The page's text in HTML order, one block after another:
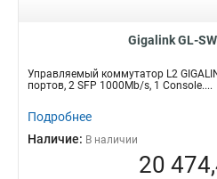
100 1000 8
10 100 1000
Gigalink GL-
Управляемый коммутатор L2
портов, 2 SFP 1000Mb/s, 1 Console....
Подробнее
Наличие: В наличии
20